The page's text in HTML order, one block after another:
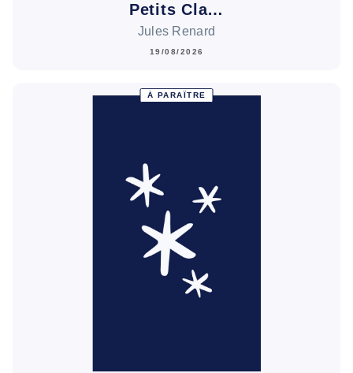
Petits Cla…
Jules Renard
19/08/2026
À PARAÎTRE